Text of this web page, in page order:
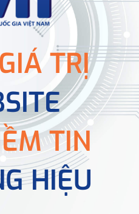
GIÁ TRỊ
TIN
HIỆU